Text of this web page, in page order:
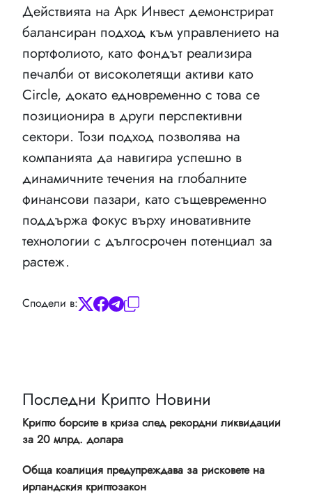
Действията на Арк Инвест демонстрират
балансиран подход към управлението на
портфолиото, като фондът реализира
печалби от високолетящи активи като
Circle, докато едновременно с това се
позиционира в други перспективни
сектори. Този подход позволява на
компанията да навигира успешно в
динамичните течения на глобалните
финансови пазари, като същевременно
поддържа фокус върху иновативните
технологии с дългосрочен потенциал за
растеж.
Сподели в:
Последни Крипто Новини
Крипто борсите в криза след рекордни ликвидации
за 20 млрд. долара
Обща коалиция предупреждава за рисковете на
ирландския криптозакон